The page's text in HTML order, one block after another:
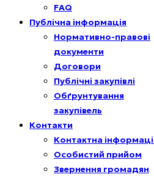
FAQ
Публічна інформація
Нормативно-правові
документи
Договори
Публічні закупівлі
Обґрунтування
закупівель
Контакти
Контактна
Особистий прийом
Звернення громадян